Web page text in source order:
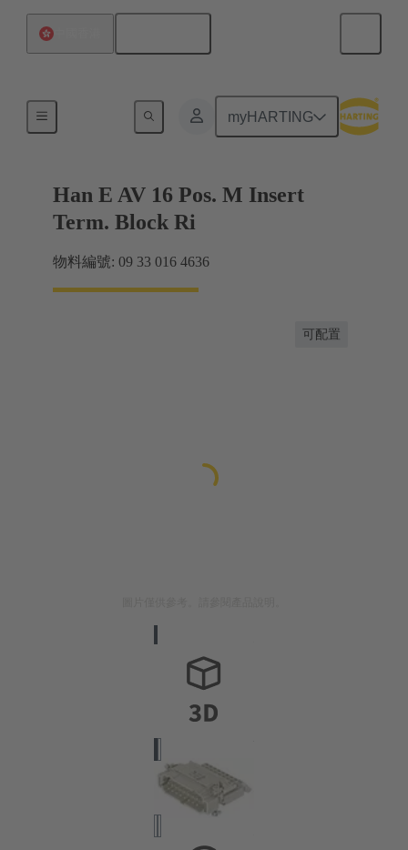
myHARTING
Han E AV 16 Pos. M Insert
Term. Block Ri
物料編號: 09 33 016 4636
可配置